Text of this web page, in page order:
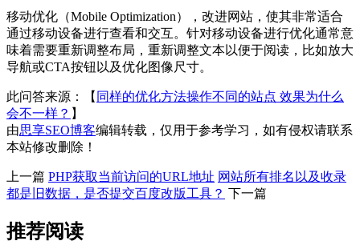
移动优化（Mobile Optimization），改进网站，使其非常适合
通过移动设备进行查看和交互。针对移动设备进行优化通常意
味着需要重新调整布局，重新调整文本以便于阅读，比如放大
导航或CTA按钮以及优化图像尺寸。
此问答来源：【 同样的优化方法操作不同的站点 效果为什么
会不一样？ 】
由思享SEO博客编辑转载，仅用于参考学习，如有侵权请联系
本站修改删除！
上一篇 PHP获取当前访问的URL地址 网站所有排名以及收录
都是旧数据，是否提交百度改版工具？ 下一篇
推荐阅读